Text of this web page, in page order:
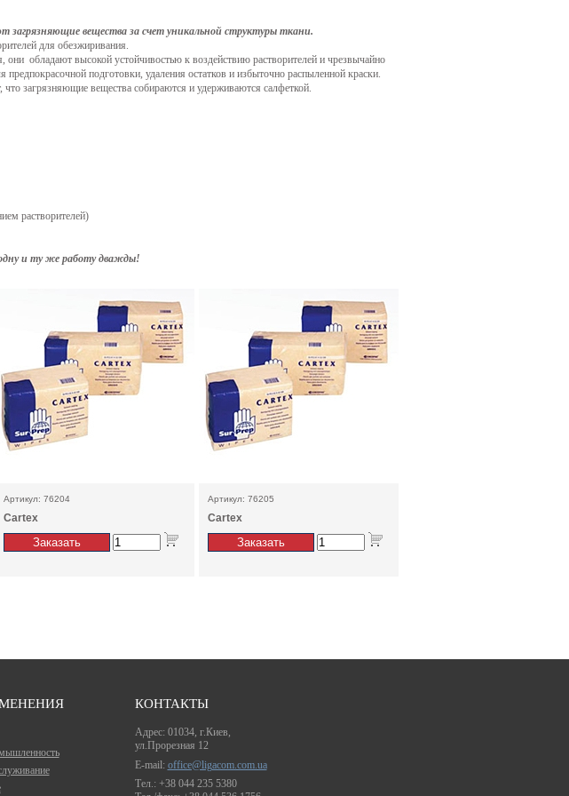
вещества за счет уникальной структуры ткани.
для обезжиривания.
они обладают высокой устойчивостью к воздействию растворителей и чрезвычайно
подготовки, удаления остатков и избыточно распыленной краски.
что загрязняющие вещества собираются и удерживаются салфеткой.
растворителей)
и ту же работу дважды!
Артикул: 76204
Cartex
Артикул: 76205
Cartex
КОНТАКТЫ
Адрес: 01034, г.Киев,
ул.Прорезная 12
E-mail: office@ligacom.com.ua
Тел.: +38 044 235 5380